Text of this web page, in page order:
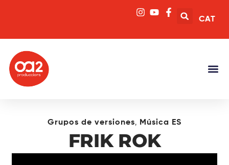
CAT
Grupos de versiones, Música ES
FRIK ROK